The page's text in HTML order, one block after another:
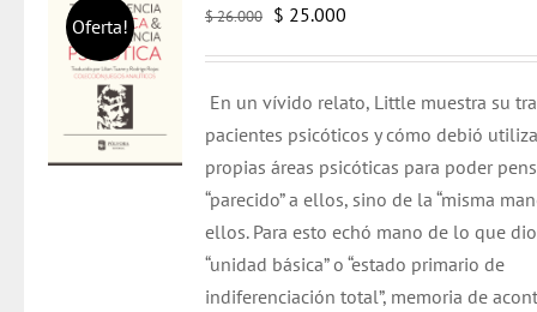
Oferta! $26.000 El
era:
$ 26.000.
$ 25.000El
es:
$ 25.000.
En un vívido relato, Little muestra su
pacientes psicóticos y cómo debió
propias áreas psicóticas para poder
“parecido” a ellos, sino de la “misma
ellos. Para esto echó mano de lo que
“unidad básica” o “estado primario de
indiferenciación total”, memoria de